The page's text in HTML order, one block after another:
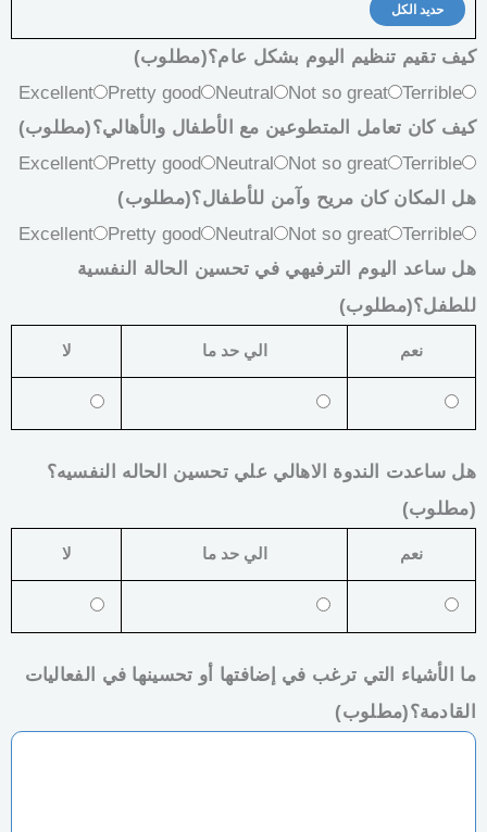
حديد الكل
كيف تقيم تنظيم اليوم بشكل عام؟(مطلوب)
Excellent
Pretty good Neutral Not so great
Terrible
كيف كان تعامل المتطوعين مع الأطفال والأهالي؟(مطلوب)
Excellent
Pretty good Neutral Not so great
Terrible
هل المكان كان مريح وآمن للأطفال؟(مطلوب)
Excellent
Pretty good Neutral Not so great
Terrible
هل ساعد اليوم الترفيهي في تحسين الحالة النفسية
للطفل؟(مطلوب)
نعم الي حد ما لا
هل ساعدت الندوة الاهالي علي تحسين الحاله النفسيه؟
(مطلوب)
نعم الي حد ما لا
ما الأشياء التي ترغب في إضافتها أو تحسينها في الفعاليات
القادمة؟(مطلوب)